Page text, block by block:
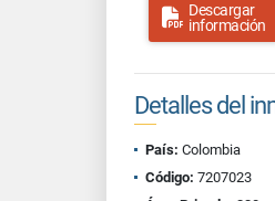
Descargar
información
Detalles del
País: Colombia
Código: 7207023